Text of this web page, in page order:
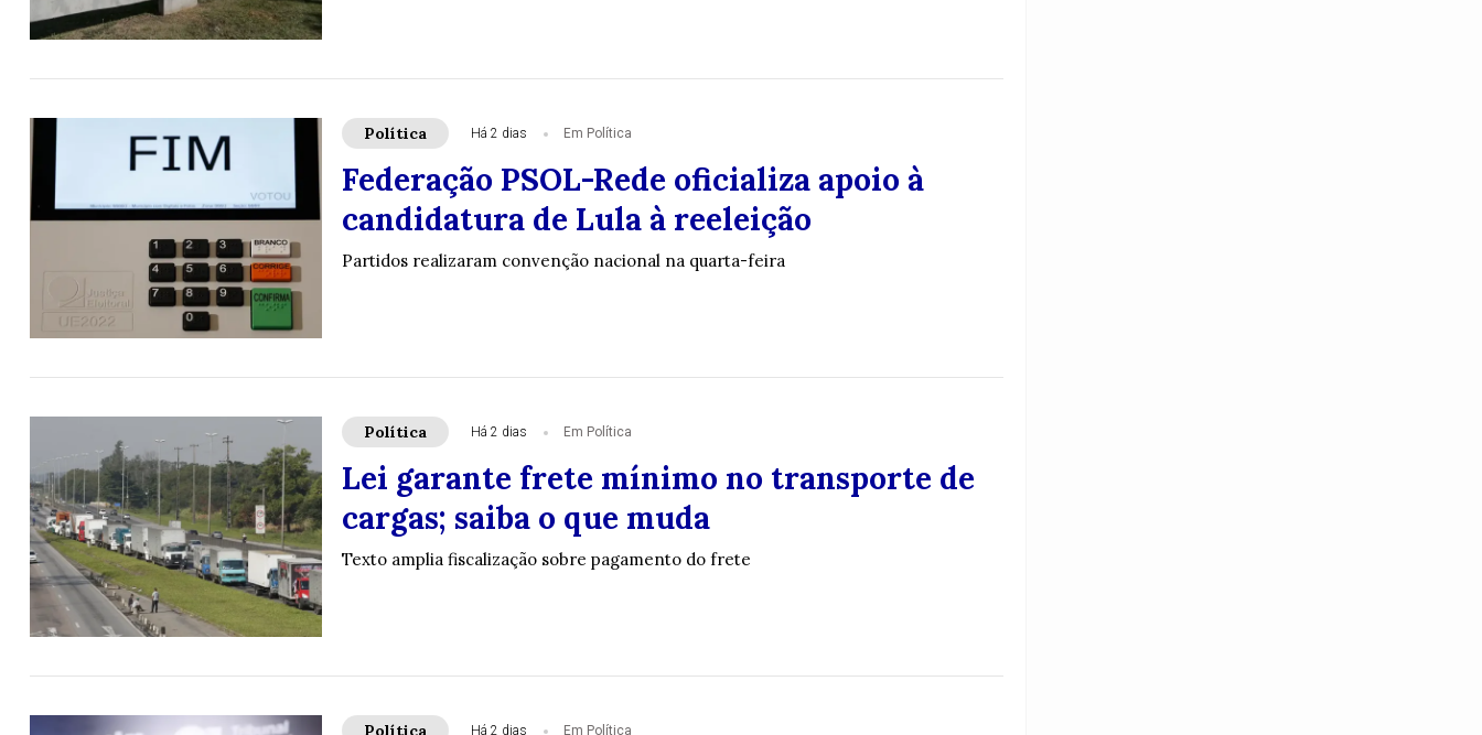
Política Há 2 dias Em Política
Federação PSOL-Rede oficializa apoio à
candidatura de Lula à reeleição
Partidos realizaram convenção nacional na quarta-feira
Política Há 2 dias Em Política
Lei garante frete mínimo no transporte de
cargas; saiba o que muda
Texto amplia fiscalização sobre pagamento do frete
Política Há 2 dias Em Política